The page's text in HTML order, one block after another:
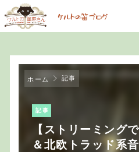
ホーム 記事
記事
【ストリーミング
＆北欧トラッド系